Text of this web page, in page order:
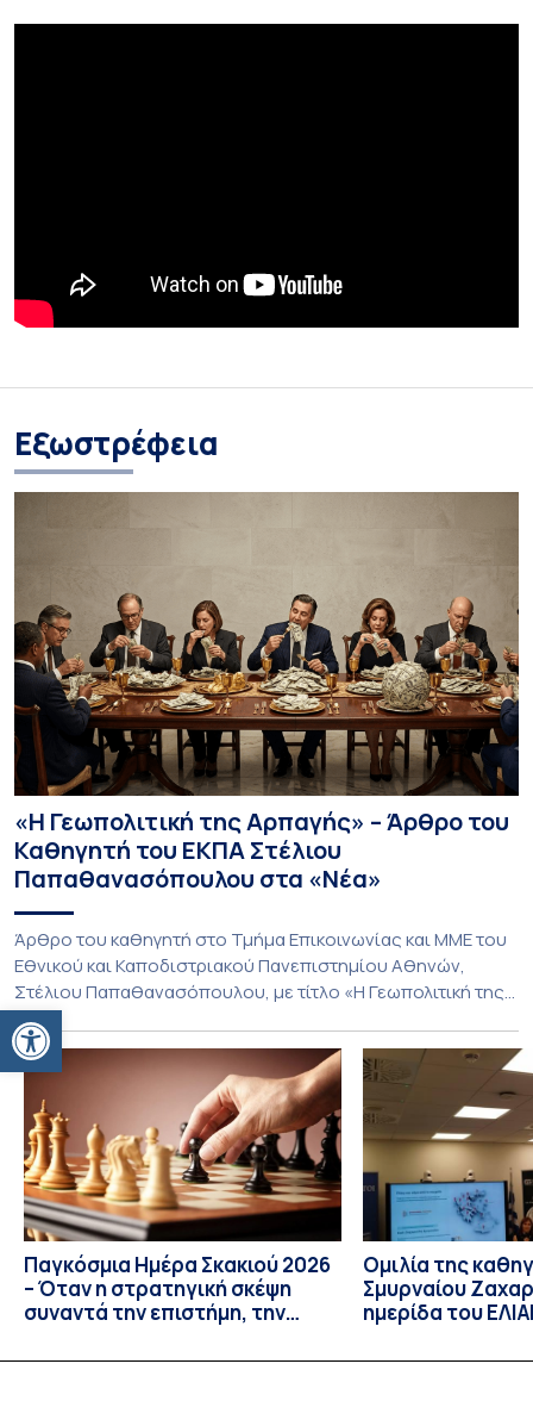
Ανοίξτε τη γραμμή εργαλείων
Eξωστρέφεια
«Η Γεωπολιτική της Αρπαγής» – Άρθρο του
Καθηγητή του ΕΚΠΑ Στέλιου
Παπαθανασόπουλου στα «Νέα»
Άρθρο του καθηγητή στο Τμήμα Επικοινωνίας και ΜΜΕ του
Εθνικού και Καποδιστριακού Πανεπιστημίου Αθηνών,
Στέλιου Παπαθανασόπουλου, με τίτλο «Η Γεωπολιτική της
Αρπαγής» που φιλοξένησαν «ΤΑ ΝΕΑ». Η Γεωπολιτική της
Αρπαγής (ΤΑ ΝΕΑ) Για δεκαετίες, η παραδοσιακή
διπλωματική ανάλυση βασιζόταν σε μια απλή, σχεδόν
αξιωματική παραδοχή: τα κράτη δρουν στη διεθνή σκηνή,
ενεργούν ως ορθολογικοί παράγοντες […]
Παγκόσμια Ημέρα Σκακιού 2026
– Όταν η στρατηγική σκέψη
συναντά την επιστήμη, την
Ομιλία της
Σμυρναίου
ημερίδα του
Κατανοώντας